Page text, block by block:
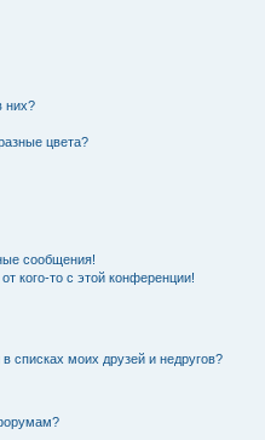
них?
цвета?
сообщения!
кого-то с этой конференции!
списках моих друзей и недругов?